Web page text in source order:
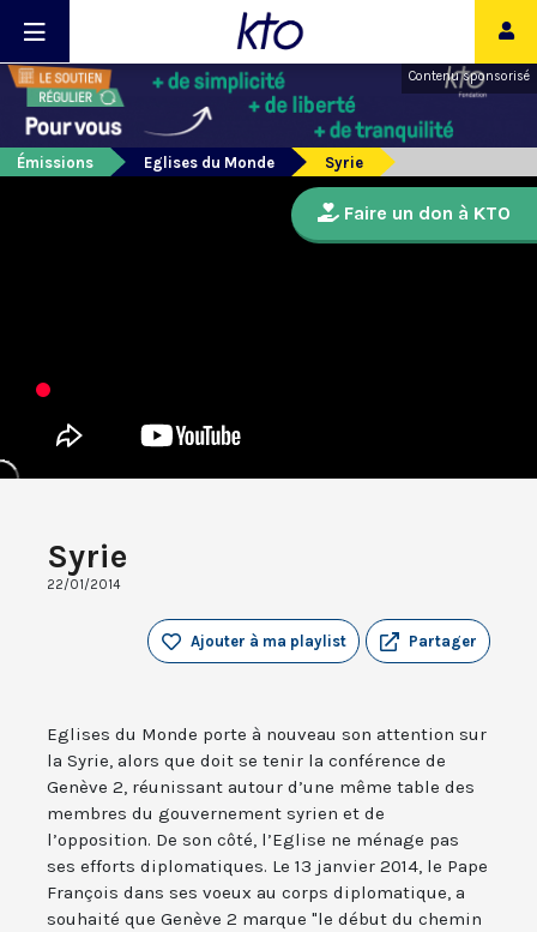
Contenu sponsorisé
Émissions Eglises du Monde Syrie
Syrie
22/01/2014
Partager
Ajouter à ma playlist
Eglises du Monde porte à nouveau son attention sur
la Syrie, alors que doit se tenir la conférence de
Genève 2, réunissant autour d’une même table des
membres du gouvernement syrien et de
l’opposition. De son côté, l’Eglise ne ménage pas
ses efforts diplomatiques. Le 13 janvier 2014, le Pape
François dans ses voeux au corps diplomatique, a
souhaité que Genève 2 marque "le début du chemin
Faire un don à KTO